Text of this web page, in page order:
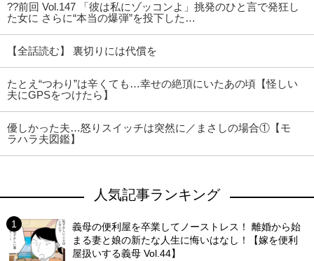
??前回 Vol.147 「彼は私にゾッコンよ」挑発のひと言で発狂し
た女に さらに“本当の爆弾”を投下した…
【全話読む】 裏切りには代償を
たとえ“つわり”は辛くても…幸せの絶頂にいたあの頃【怪しい
夫にGPSをつけたら】
優しかった夫…怒りスイッチは突然に／まさしの場合①【モ
ラハラ夫図鑑】
人気記事ランキング
義母の便利屋を卒業してノーストレス！ 離婚から始
まる妻と娘の新たな人生に悔いはなし！【嫁を便利
屋扱いする義母 Vol.44】